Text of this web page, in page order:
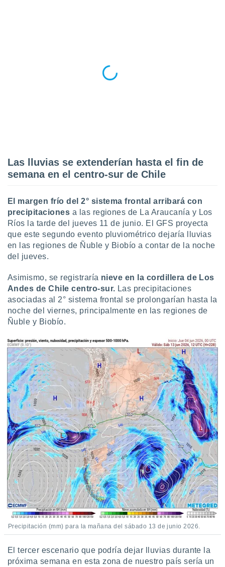
un
perfiles
utilizar
crear un
uso de
la
contenido
medir el
el
del
de
o a través
de
de
de
uso de
con el
e
mediante
publicidad
de
Las lluvias se extenderían hasta el fin de
semana en el centro-sur de Chile
El margen frío del 2° sistema frontal arribará con
precipitaciones a las regiones de La Araucanía y Los
Ríos la tarde del jueves 11 de junio. El GFS proyecta
que este segundo evento pluviométrico dejaría lluvias
en las regiones de Ñuble y Biobío a contar de la noche
del jueves.
Asimismo, se registraría nieve en la cordillera de Los
Andes de Chile centro-sur. Las precipitaciones
asociadas al 2° sistema frontal se prolongarían hasta la
noche del viernes, principalmente en las regiones de
Ñuble y Biobío.
Precipitación (mm) para la mañana del sábado 13 de junio 2026.
El tercer escenario que podría dejar lluvias durante la
próxima semana en esta zona de nuestro país sería un